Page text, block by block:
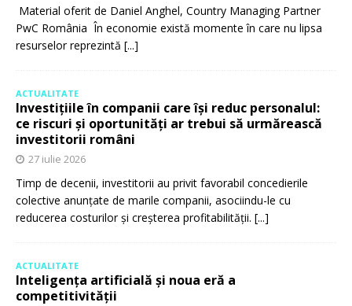
Material oferit de Daniel Anghel, Country Managing Partner
PwC România În economie există momente în care nu lipsa
resurselor reprezintă [...]
ACTUALITATE
Investițiile în companii care își reduc personalul:
ce riscuri și oportunități ar trebui să urmărească
investitorii români
27 iulie 2026
Timp de decenii, investitorii au privit favorabil concedierile
colective anunțate de marile companii, asociindu-le cu
reducerea costurilor și creșterea profitabilității. [...]
ACTUALITATE
Inteligența artificială și noua eră a
competitivității